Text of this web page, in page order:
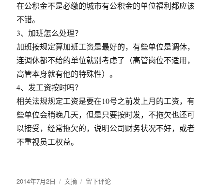
在公积金不是必缴的城市有公积金的单位福利都应该
不错。
3、加班怎么处理？
加班按规定算加班工资是最好的，有些单位是调休，
连调休都不给的单位就别考虑了（高管岗位不适用，
高管本身就有他的特殊性）。
4、发工资按时吗？
相关法规规定工资是要在10号之前发上月的工资，有
些单位会稍晚几天，但是只要按时发，不拖欠也还可
以接受，经常拖欠的，说明公司财务状况不好，或者
不重视员工权益。
发
2014年7月2日
分
文摘
于
留下评论